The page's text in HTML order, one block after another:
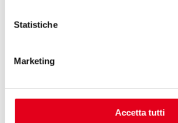
Statistiche
Marketing
Accetta tutti